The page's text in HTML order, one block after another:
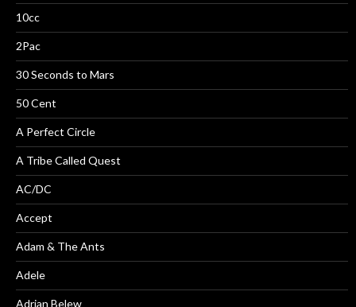
10cc
2Pac
30 Seconds to Mars
50 Cent
A Perfect Circle
A Tribe Called Quest
AC/DC
Accept
Adam & The Ants
Adele
Adrian Belew